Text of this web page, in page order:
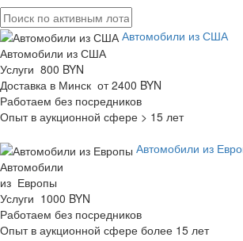
Автомобили из США
Автомобили из США
Услуги 800 BYN
Доставка в Минск от 2400 BYN
Работаем без посредников
Опыт в аукционной сфере > 15 лет
Автомобили из
Автомобили
из Европы
Услуги 1000 BYN
Работаем без посредников
Опыт в аукционной сфере более 15 лет